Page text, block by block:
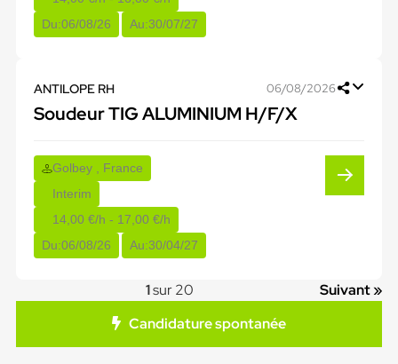
Du:06/08/26 Au:30/07/27
ANTILOPE RH 06/08/2026
Soudeur TIG ALUMINIUM H/F/X
Golbey , France
Interim
14,00 €/h - 17,00 €/h
Du:06/08/26 Au:30/04/27
1sur 20
Suivant »
Candidature spontanée